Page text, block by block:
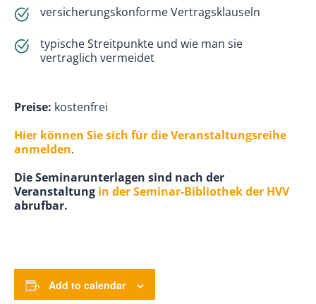
versicherungskonforme Vertragsklauseln
typische Streitpunkte und wie man sie
vertraglich vermeidet
Preise: kostenfrei
Hier können Sie sich für die Veranstaltungsreihe
anmelden.
Die Seminarunterlagen sind nach der
Veranstaltung in der Seminar-Bibliothek der HVV
abrufbar.
Add to calendar